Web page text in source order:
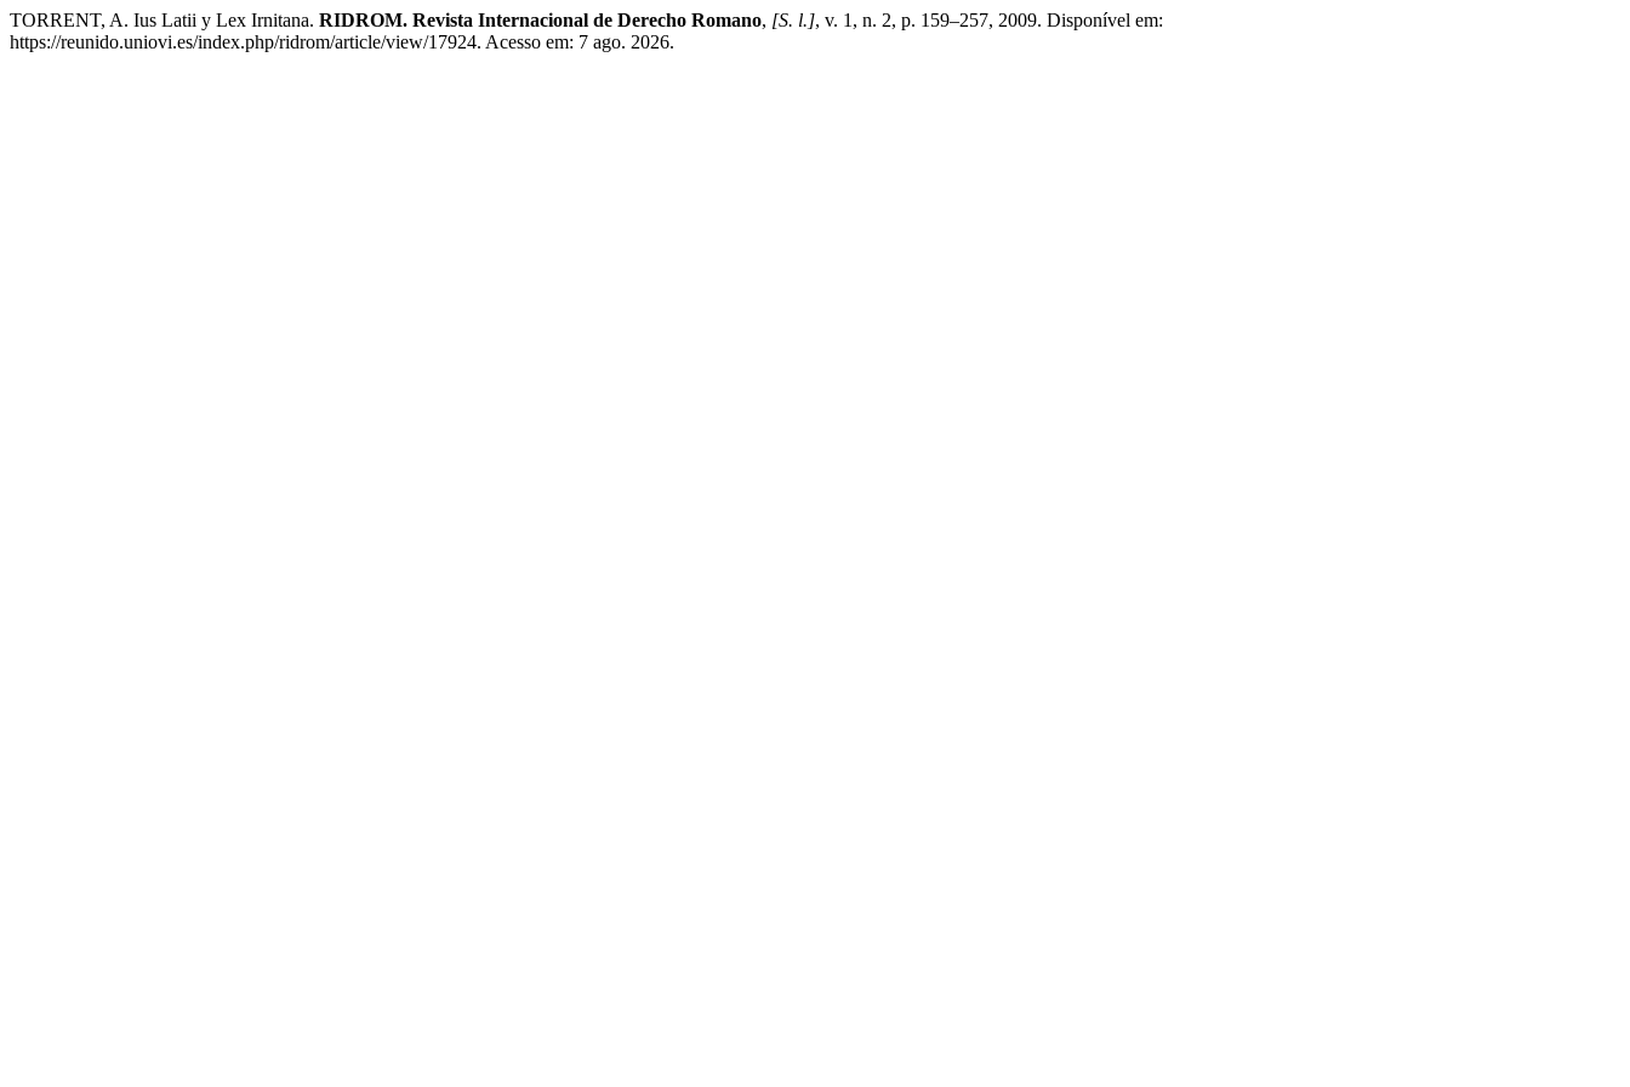
TORRENT, A. Ius Latii y Lex Irnitana. RIDROM. Revista Internacional de Derecho Romano, [S. l.], v. 1, n. 2, p. 159–257, 2009. Disponível em:
https://reunido.uniovi.es/index.php/ridrom/article/view/17924. Acesso em: 7 ago. 2026.